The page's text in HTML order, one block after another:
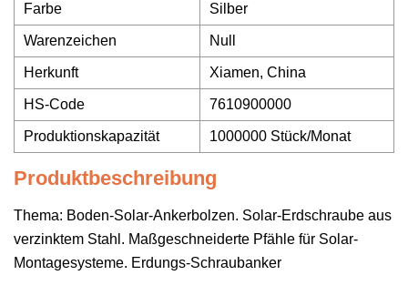
Farbe Silber
Warenzeichen Null
Herkunft Xiamen, China
HS-Code 7610900000
Produktionskapazität 1000000 Stück/Monat
Produktbeschreibung
Thema: Boden-Solar-Ankerbolzen. Solar-Erdschraube aus
verzinktem Stahl. Maßgeschneiderte Pfähle für Solar-
Montagesysteme. Erdungs-Schraubanker